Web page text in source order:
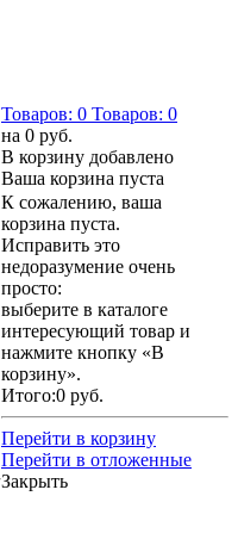
Товаров: 0 Товаров: 0
на 0 руб.
В корзину добавлено
Ваша корзина пуста
К сожалению, ваша
корзина пуста.
Исправить это
недоразумение очень
просто:
выберите в каталоге
интересующий товар и
нажмите кнопку «В
корзину».
Итого:0 руб.
Перейти в корзину
Перейти в отложенные
Закрыть